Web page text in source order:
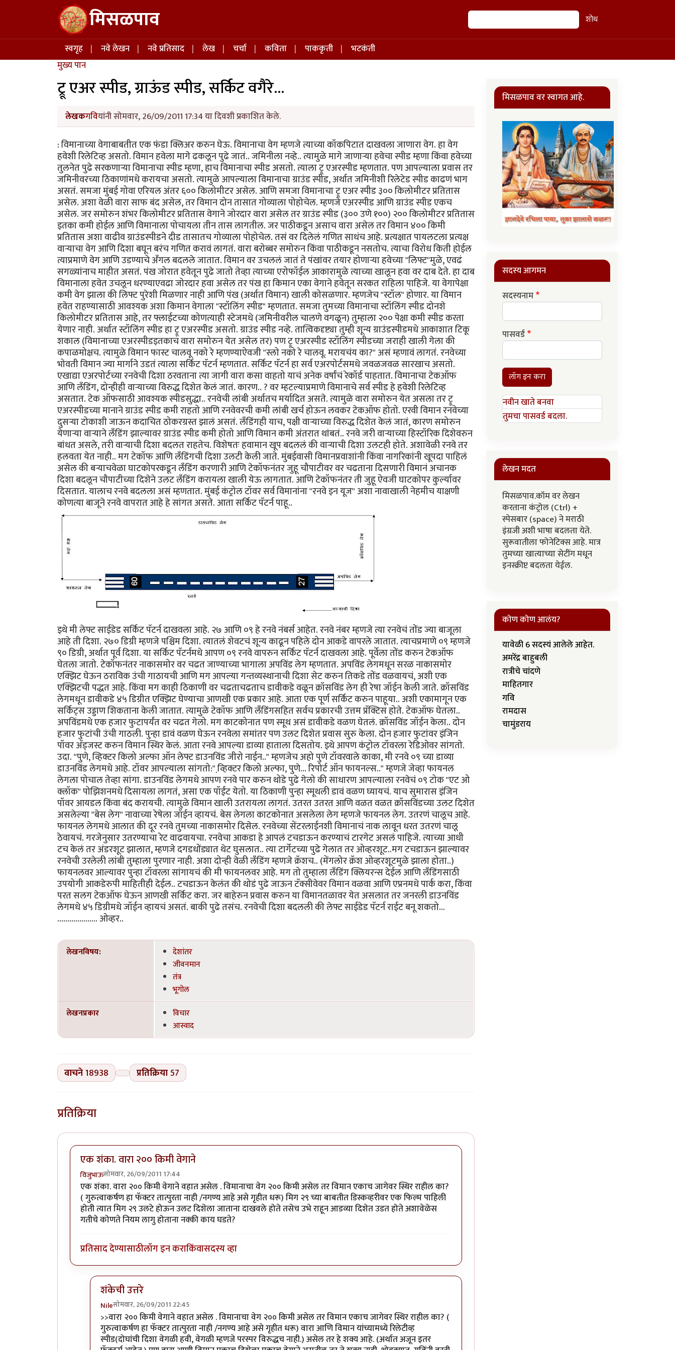
Skip to main content मिसळपाव शोध शोध
Main navigation
स्वगृह नवे लेखन नवे प्रतिसाद लेख चर्चा कविता पाककृती
भटकंती
मुख्य पान
ट्रू एअर स्पीड, ग्राऊंड स्पीड, सर्किट वगैरे...
लेखकगवियांनी सोमवार, 26/09/2011 17:34 या दिवशी प्रकाशित केले.
: विमानाच्या वेगाबाबतीत एक फंडा क्लिअर करुन घेऊ. विमानाचा वेग म्हणजे त्याच्या कॉकपिटात दाखवला जाणारा वेग. हा वेग
हवेशी रिलेटिव्ह असतो. विमान हवेला मागे ढकलून पुढे जातं.. जमिनीला नव्हे.. त्यामुळे मागे जाणार्‍या हवेचा स्पीड म्हणा किंवा हवेच्या
तुलनेत पुढे सरकणार्‍या विमानाचा स्पीड म्हणा, हाच विमानाचा स्पीड असतो. त्याला ट्रू एअरस्पीड म्हणतात. पण आपल्याला प्रवास तर
जमिनीवरच्या ठिकाणांमधे करायचा असतो. त्यामुळे आपल्याला विमानाचा ग्राउंड स्पीड, अर्थात जमिनीशी रिलेटेड स्पीड काढणं भाग
असतं. समजा मुंबई गोवा एरियल अंतर ६०० किलोमीटर असेल. आणि समजा विमानाचा ट्रू एअर स्पीड ३०० किलोमीटर प्रतितास
असेल. अशा वेळी वारा साफ बंद असेल, तर विमान दोन तासात गोव्याला पोहोचेल. म्हणजे एअरस्पीड आणि ग्राउंड स्पीड एकच
असेल. जर समोरुन शंभर किलोमीटर प्रतितास वेगाने जोरदार वारा असेल तर ग्राउंड स्पीड (३०० उणे १००) २०० किलोमीटर प्रतितास
इतका कमी होईल आणि विमानाला पोचायला तीन तास लागतील. जर पाठीकडून असाच वारा असेल तर विमान ४०० किमी
प्रतितास अशा वाढीव ग्राउंडस्पीडने दीड तासातच गोव्याला पोहोचेल. तसं वर दिलेलं गणित साधंच आहे. प्रत्यक्षात पायलटला प्रत्यक्ष
वार्‍याचा वेग आणि दिशा बघून बरंच गणित करावं लागतं. वारा बरोब्बर समोरुन किंवा पाठीकडून नसतोच. त्याचा विरोध किती होईल
त्याप्रमाणे वेग आणि उडण्याचे अँगल बदलले जातात. विमान वर उचललं जातं ते पंखांवर तयार होणार्‍या हवेच्या "लिफ्ट"मुळे, एवढं
सगळ्यांनाच माहीत असतं. पंख जोरात हवेतून पुढे जातो तेव्हा त्याच्या एरोफॉईल आकारामुळे त्याच्या खालून हवा वर दाब देते. हा दाब
विमानाला हवेत उचलून धरण्याएवढा जोरदार हवा असेल तर पंख हा किमान एका वेगाने हवेतून सरकत राहिला पाहिजे. या वेगापेक्षा
कमी वेग झाला की लिफ्ट पुरेशी मिळणार नाही आणि पंख (अर्थात विमान) खाली कोसळणार. म्हणजेच "स्टॉल" होणार. या विमान
हवेत राहण्यासाठी आवश्यक अशा किमान वेगाला "स्टॉलिंग स्पीड" म्हणतात. समजा तुमच्या विमानाचा स्टॉलिंग स्पीड दोनशे
किलोमीटर प्रतितास आहे, तर फ्लाईटच्या कोणत्याही स्टेजमधे (जमिनीवरील चालणे वगळून) तुम्हाला २०० पेक्षा कमी स्पीड करता
येणार नाही. अर्थात स्टॉलिंग स्पीड हा ट्रू एअरस्पीड असतो. ग्राउंड स्पीड नव्हे. तात्विकदृष्ट्या तुम्ही शून्य ग्राउंडस्पीडमधे आकाशात टिकू
शकाल (विमानाच्या एअरस्पीडइतकाच वारा समोरुन येत असेल तर) पण ट्रू एअरस्पीड स्टॉलिंग स्पीडच्या जराही खाली गेला की
कपाळमोक्षच. त्यामुळे विमान फास्ट चालवू नको रे म्हणण्याऐवजी "स्लो नको रे चालवू. मरायचंय का?" असं म्हणावं लागतं. रनवेच्या
भोवती विमान ज्या मार्गाने उडतं त्याला सर्किट पॅटर्न म्हणतात. सर्किट पॅटर्न हा सर्व एअरपोर्टसमधे जवळजवळ सारखाच असतो.
एखाद्या एअरपोर्टच्या रनवेची दिशा ठरवताना त्या जागी वारा कसा वाहतो याचं अनेक वर्षांचं रेकॉर्ड पाहतात. विमानाचा टेकऑफ
आणि लँडिंग, दोन्हीही वार्‍याच्या विरुद्ध दिशेत केलं जातं. कारण.. ? वर म्हटल्याप्रमाणे विमानाचे सर्व स्पीड हे हवेशी रिलेटिव्ह
असतात. टेक ऑफसाठी आवश्यक स्पीडसुद्धा.. रनवेची लांबी अर्थातच मर्यादित असते. त्यामुळे वारा समोरुन येत असला तर ट्रू
एअरस्पीडच्या मानाने ग्राउंड स्पीड कमी राहतो आणि रनवेवरची कमी लांबी खर्च होऊन लवकर टेकऑफ होतो. एरवी विमान रनवेच्या
दुसर्‍या टोकाशी जाऊन कदाचित ठोकरग्रस्त झालं असतं. लँडिंगही याच, पक्षी वार्‍याच्या विरुद्ध दिशेत केलं जातं, कारण समोरुन
येणार्‍या वार्‍याने लँडिंग झाल्यावर ग्राउंड स्पीड कमी होतो आणि विमान कमी अंतरात थांबतं.. रनवे जरी वार्‍याच्या हिस्टॉरिक दिशेवरुन
बांधत असले, तरी वार्‍याची दिशा बदलत राहतेच. विशेषतः हवामान खूप बदललं की वार्‍याची दिशा उलटही होते. अशावेळी रनवे तर
हलवता येत नाही.. मग टेकॉफ आणि लँडिंगची दिशा उलटी केली जाते. मुंबईवासी विमानप्रवाशांनी किंवा नागरिकांनी खूपदा पाहिलं
असेल की बर्‍याचवेळा घाटकोपरकडून लँडिंग करणारी आणि टेकॉफनंतर जुहू चौपाटीवर वर चढताना दिसणारी विमानं अचानक
दिशा बदलून चौपाटीच्या दिशेने उलट लँडिंग करायला खाली येऊ लागतात. आणि टेकॉफनंतर ती जुहू ऐवजी घाटकोपर कुर्ल्यावर
दिसतात. यालाच रनवे बदलला असं म्हणतात. मुंबई कंट्रोल टॉवर सर्व विमानांना "रनवे इन यूज" अशा नावाखाली नेहमीच याक्षणी
कोणत्या बाजूने रनवे वापरात आहे हे सांगत असते. आता सर्किट पॅटर्न पाहू..
इथे मी लेफ्ट साईडेड सर्किट पॅटर्न दाखवला आहे. २७ आणि ०९ हे रनवे नंबर्स आहेत. रनवे नंबर म्हणजे त्या रनवेचं तोंड ज्या बाजूला
आहे ती दिशा. २७० डिग्री म्हणजे पश्चिम दिशा. त्यातलं शेवटचं शून्य काढून पहिले दोन आकडे वापरले जातात. त्याचप्रमाणे ०९ म्हणजे
९० डिग्री, अर्थात पूर्व दिशा. या सर्किट पॅटर्नमधे आपण ०९ रनवे वापरुन सर्किट पॅटर्न दाखवला आहे. पूर्वेला तोंड करुन टेकऑफ
घेतला जातो. टेकॉफनंतर नाकासमोर वर चढत जाण्याच्या भागाला अपविंड लेग म्हणतात. अपविंड लेगमधून सरळ नाकासमोर
एक्झिट घेऊन ठराविक उंची गाठायची आणि मग आपल्या गन्तव्यस्थानाची दिशा सेट करुन तिकडे तोंड वळवायचं, अशी एक
एक्झिटची पद्धत आहे. किंवा मग काही ठिकाणी वर चढताचढताच डावीकडे वळून क्रॉसविंड लेग ही रेषा जॉईन केली जाते. क्रॉसविंड
लेगमधून डावीकडे ४५ डिग्रीत एक्झिट घेण्याचा आणखी एक प्रकार आहे. आता एक पूर्ण सर्किट करुन पाहूया.. अशी एकामागून एक
सर्किट्स उड्डाण शिकताना केली जातात. त्यामुळे टेकॉफ आणि लँडिंगसहित सर्वच प्रकारची उत्तम प्रॅक्टिस होते. टेकऑफ घेतला..
अपविंडमधे एक हजार फुटापर्यंत वर चढत गेलो. मग काटकोनात पण स्मूथ असं डावीकडे वळण घेतलं. क्रॉसविंड जॉईन केला.. दोन
हजार फुटांची उंची गाठली. पुन्हा डावं वळण घेऊन रनवेला समांतर पण उलट दिशेत प्रवास सुरु केला. दोन हजार फुटांवर इंजिन
पॉवर अ‍ॅड्जस्ट करुन विमान स्थिर केलं. आता रनवे आपल्या डाव्या हाताला दिसतोय. इथे आपण कंट्रोल टॉवरला रेडिओवर सांगतो.
उदा. "पुणे, व्हिक्टर किलो अल्फा ऑन लेफ्ट डाउनविंड जीरो नाईन.." म्हणजेच अहो पुणे टॉवरवाले काका, मी रनवे ०९ च्या डाव्या
डाउनविंड लेगमधे आहे. टॉवर आपल्याला सांगतो:" व्हि़क्टर किलो अल्फा, पुणे... रिपोर्ट ऑन फायनल्स.." म्हणजे जेव्हा फायनल
लेगला पोचाल तेव्हा सांगा. डाउनविंड लेगमधे आपण रनवे पार करुन थोडे पुढे गेलो की साधारण आपल्याला रनवेचं ०९ टोक "एट ओ
क्लॉक" पोझिशनमधे दिसायला लागतं, असा एक पॉईंट येतो. या ठिकाणी पुन्हा स्मूथली डावं वळण घ्यायचं. याच सुमारास इंजिन
पॉवर आयडल किंवा बंद करायची. त्यामुळे विमान खाली उतरायला लागतं. उतरत उतरत आणि वळत वळत क्रॉसविंडच्या उलट दिशेत
असलेल्या "बेस लेग" नावाच्या रेषेला जॉईन व्हायचं. बेस लेगला काटकोनात असलेला लेग म्हणजे फायनल लेग. उतरणं चालूच आहे.
फायनल लेगमधे आलात की दूर रनवे तुमच्या नाकासमोर दिसेल. रनवेच्या सेंटरलाईनशी विमानाचं नाक लावून धरत उतरणं चालू
ठेवायचं. गरजेनुसार उतरण्याचा रेट वाढवायचा. रनवेचा आकडा हे आपलं टचडाऊन करण्याचं टारगेट असलं पाहिजे. त्याच्या आधी
टच केलं तर अंडरशूट झालात, म्हणजे दगडधोंड्यात थेट घुसलात.. त्या टार्गेटच्या पुढे गेलात तर ओव्हरशूट..मग टचडाऊन झाल्यावर
रनवेची उरलेली लांबी तुम्हाला पुरणार नाही. अशा दोन्ही वेळी लँडिंग म्हणजे क्रॅशच.. (मेंगलोर क्रॅश ओव्हरशूटमुळे झाला होता..)
फायनलवर आल्यावर पुन्हा टॉवरला सांगायचं की मी फायनलवर आहे. मग तो तुम्हाला लँडिंग क्लियरन्स देईल आणि लँडिंगसाठी
उपयोगी आकडेरुपी माहितीही देईल.. टचडाऊन केलंत की थोडं पुढे जाऊन टॅक्सीवेवर विमान वळवा आणि एप्रनमधे पार्क करा, किंवा
परत सलग टेकऑफ घेऊन आणखी सर्किट करा. जर बाहेरुन प्रवास करुन या विमानतळावर येत असलात तर जनरली डाउनविंड
लेगमधे ४५ डिग्रीमधे जॉईन व्हायचं असतं. बाकी पुढे तसंच. रनवेची दिशा बदलली की लेफ्ट साईडेड पॅटर्न राईट बनू शकतो...
.................... ओव्हर..
लेखनविषय:
देशांतर
जीवनमान
तंत्र
भूगोल
लेखनप्रकार
विचार
आस्वाद
वाचने18938 प्रतिक्रिया57
प्रतिक्रिया
एक शंका. वारा २०० किमी वेगाने
विजुभाऊसोमवार, 26/09/2011 17:44
एक शंका. वारा २०० किमी वेगाने वहात असेल . विमानाचा वेग २०० किमी असेल तर विमान एकाच जागेवर स्थिर राहील का?
( गुरुत्वाकर्षण हा फॅक्टर तात्पुरता नाही /नगण्य आहे असे गृहीत धरू) मिग २९ च्या बाबतीत डिस्कव्हरीवर एक फिल्म पाहिली
होती त्यात मिग २९ उलटे होऊन उलट दिशेला जाताना दाखवले होते तसेच उभे राहून आडव्या दिशेत उडत होते अशावेळेस
गतीचे कोणते नियम लागु होताना नक्की काय घडते?
प्रतिसाद देण्यासाठीलॉग इन कराकिंवासदस्य व्हा
शंकेची उत्तरे
Nileसोमवार, 26/09/2011 22:45
In reply toएक शंका. वारा २०० किमी वेगानेbyविजुभाऊ
>>वारा २०० किमी वेगाने वहात असेल . विमानाचा वेग २०० किमी असेल तर विमान एकाच जागेवर स्थिर राहील का? (
गुरुत्वाकर्षण हा फॅक्टर तात्पुरता नाही /नगण्य आहे असे गृहीत धरू) वारा आणि विमान यांच्यामध्ये रिलेटीव्ह
स्पीड(दोघांची दिशा वेगळी हवी, वेगळी म्हणजे परस्पर विरुद्धच नाही.) असेल तर हे शक्य आहे. (अर्थात अजून इतर
मिसळपाव वर स्वागत आहे.
सदस्य आगमन
सदस्यनाम
पासवर्ड
लॉग इन करा
नवीन खाते बनवा
तुमचा पासवर्ड बदला.
लेखन मदत
मिसळपाव.कॉम वर लेखन
करताना कंट्रोल (Ctrl) +
स्पेसबार (space) ने मराठी
इंग्रजी अशी भाषा बदलता येते.
सुरूवातीला फोनेटिक्स आहे. मात्र
तुमच्या खात्याच्या सेटींग मधून
इनस्क्रीप्ट बदलता येईल.
कोण कोण आलंय?
यावेळी 6 सदस्यं आलेले आहेत.
अमरेंद्र बाहुबली
रात्रीचे चांदणे
माहितगार
गवि
रामदास
चामुंडराय